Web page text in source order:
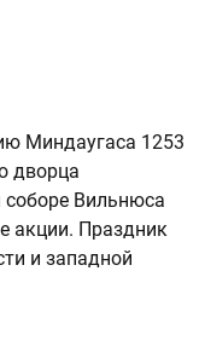
Миндаугаса 1253
дворца
Вильнюса
акции. Праздник
и западной